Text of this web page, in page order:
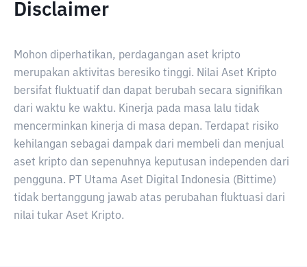
Disclaimer
Mohon diperhatikan, perdagangan aset kripto
merupakan aktivitas beresiko tinggi. Nilai Aset Kripto
bersifat fluktuatif dan dapat berubah secara signifikan
dari waktu ke waktu. Kinerja pada masa lalu tidak
mencerminkan kinerja di masa depan. Terdapat risiko
kehilangan sebagai dampak dari membeli dan menjual
aset kripto dan sepenuhnya keputusan independen dari
pengguna. PT Utama Aset Digital Indonesia (Bittime)
tidak bertanggung jawab atas perubahan fluktuasi dari
nilai tukar Aset Kripto.